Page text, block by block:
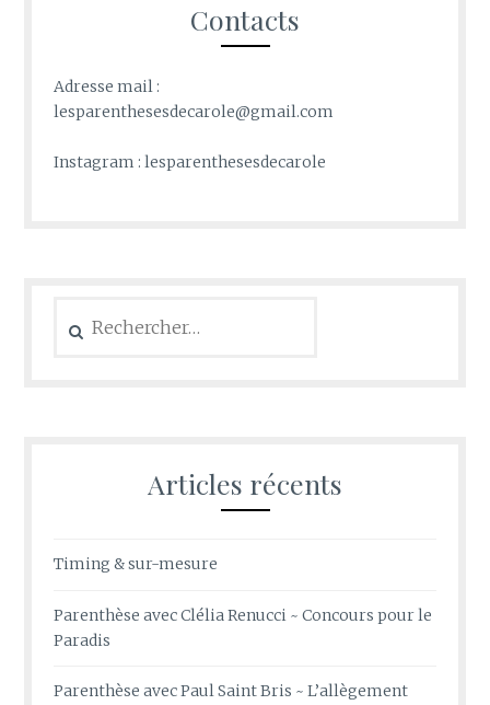
Contacts
Adresse mail :
lesparenthesesdecarole@gmail.com
Instagram : lesparenthesesdecarole
Articles récents
Timing & sur-mesure
Parenthèse avec Clélia Renucci ~ Concours pour le
Paradis
Parenthèse avec Paul Saint Bris ~ L’allègement